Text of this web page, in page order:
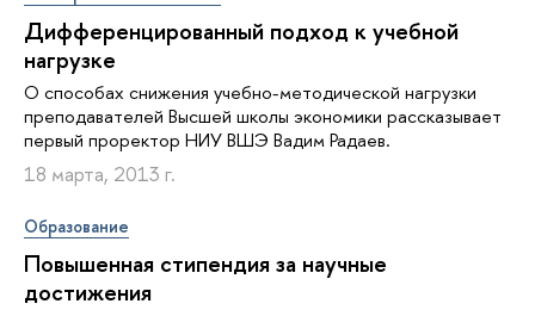
Дифференцированный подход к учебной
нагрузке
О способах снижения учебно-методической нагрузки
преподавателей Высшей школы экономики рассказывает
первый проректор НИУ ВШЭ Вадим Радаев.
18 марта, 2013 г.
Образование
Повышенная стипендия за научные
достижения